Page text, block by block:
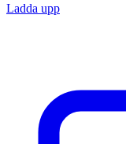
Ladda upp